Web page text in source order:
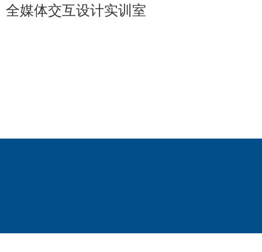
全媒体交互设计实训室